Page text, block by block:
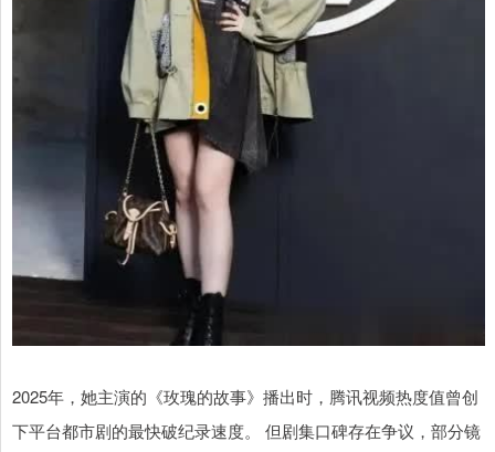
2025年，她主演的《玫瑰的故事》播出时，腾讯视频热度值曾创
下平台都市剧的最快破纪录速度。 但剧集口碑存在争议，部分镜